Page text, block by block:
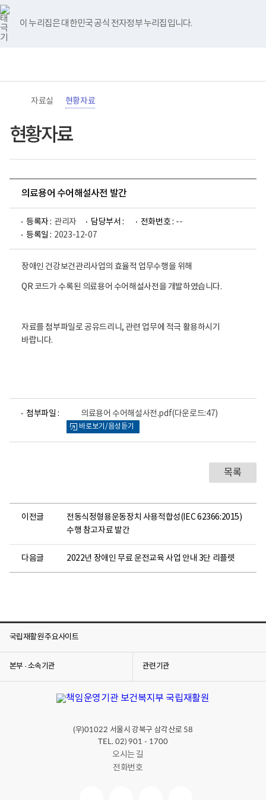
바
로
가
기
메
이 누리집은 대한민국 공식 전자정부 누리집입니다.
너
비
767px
이
하
영
검
메
홈
자료실 현황자료
현황자료
의료용어 수어해설사전 발간
등록자 : 관리자 담당부서 : 전화번호 : --
등록일 : 2023-12-07
장애인 건강보건관리사업의 효율적 업무수행을 위해
QR 코드가 수록된 의료용어 수어해설사전을 개발하였습니다.
자료를 첨부파일로 공유드리니, 관련 업무에 적극 활용하시기
바랍니다.
첨부파일 : 의료용어 수어해설사전.pdf(다운로드:47)
어
바로보기/음성듣기
목록
이전글
전동식정형용운동장치 사용적합성(IEC 62366:2015)
수행 참고자료 발간
다음글 2022년 장애인 무료 운전교육 사업 안내 3단 리플렛
국립재활원 주요사이트
본부 · 소속기관 관련기관
(우)01022 서울시 강북구 삼각산로 58
TEL. 02) 901 - 1700
오시는 길
전화번호
유
튜
브
블
로
그
인
스
타
그
램
페
이
스
북